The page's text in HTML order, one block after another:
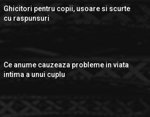
Ghicitori pentru copii, usoare si scurte
cu raspunsuri
Ce anume cauzeaza probleme in viata
intima a unui cuplu